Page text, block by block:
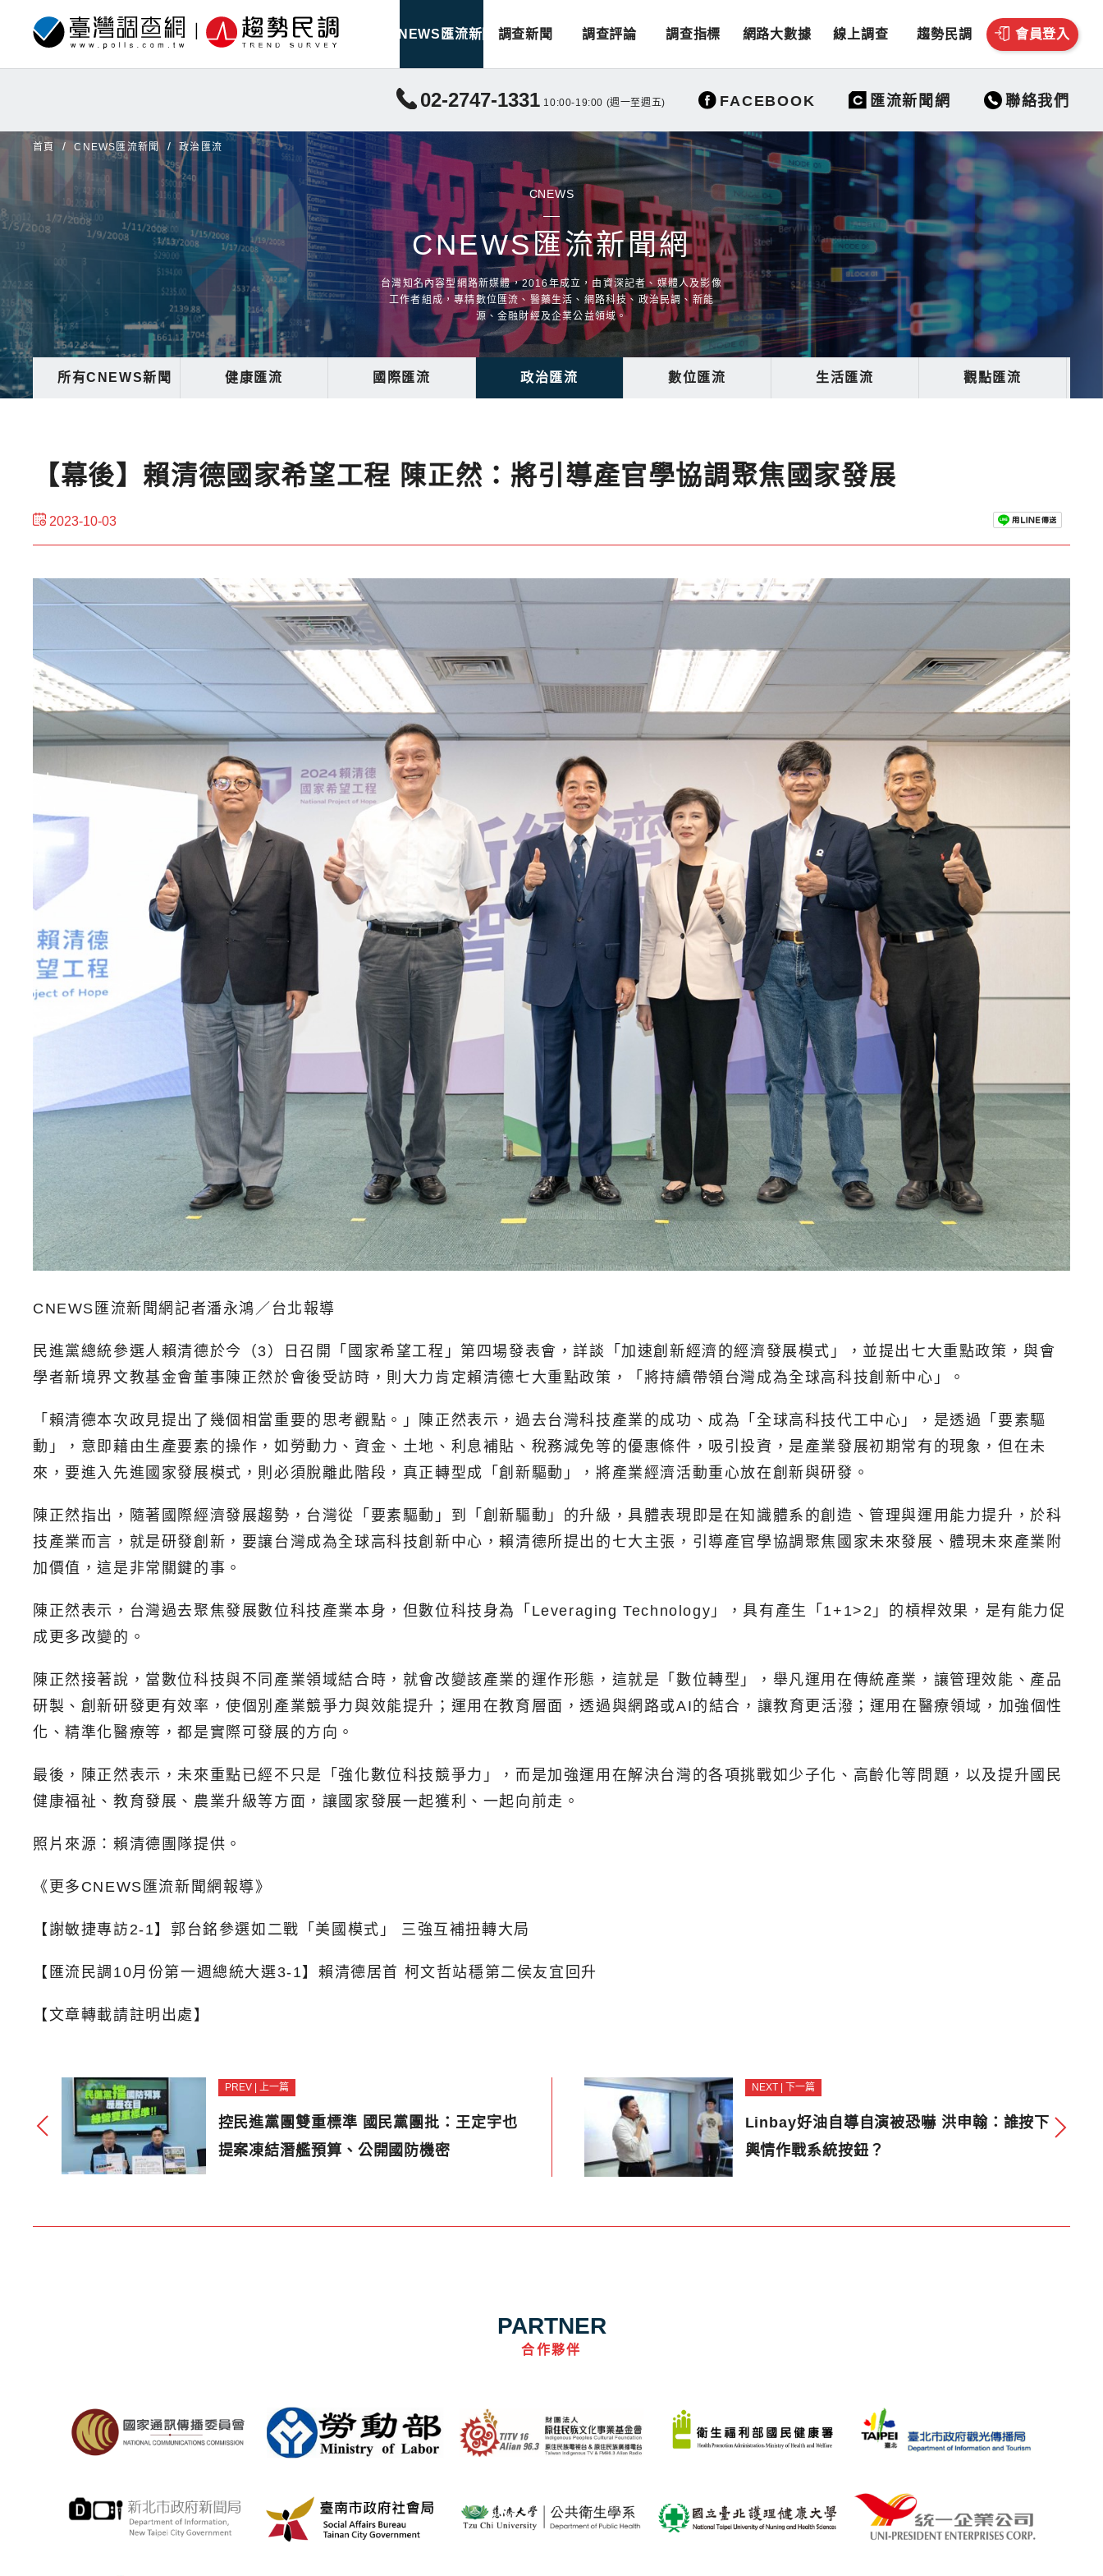
CNEWS匯流新聞 調查新聞 調查評論 調查指標 網路大數據 線上調查 趨勢民調 會員登入
02-2747-1331 10:00-19:00 (週一至週五) FACEBOOK 匯流新聞網 聯絡我們
首頁 CNEWS匯流新聞 政治匯流
CNEWS
CNEWS匯流新聞網
台灣知名內容型網路新媒體，2016年成立，由資深記者、媒體人及影像
工作者組成，專精數位匯流、醫藥生活、網路科技、政治民調、新能
源、金融財經及企業公益領域。
所有CNEWS新聞 健康匯流 國際匯流 政治匯流 數位匯流 生活匯流 觀點匯流
【幕後】賴清德國家希望工程 陳正然：將引導產官學協調聚焦國家發展
2023-10-03
CNEWS匯流新聞網記者潘永鴻／台北報導
民進黨總統參選人賴清德於今（3）日召開「國家希望工程」第四場發表會，詳談「加速創新經濟的經濟發展模式」，並提出七大重點政策，與會
學者新境界文教基金會董事陳正然於會後受訪時，則大力肯定賴清德七大重點政策，「將持續帶領台灣成為全球高科技創新中心」。
「賴清德本次政見提出了幾個相當重要的思考觀點。」陳正然表示，過去台灣科技產業的成功、成為「全球高科技代工中心」，是透過「要素驅
動」，意即藉由生產要素的操作，如勞動力、資金、土地、利息補貼、稅務減免等的優惠條件，吸引投資，是產業發展初期常有的現象，但在未
來，要進入先進國家發展模式，則必須脫離此階段，真正轉型成「創新驅動」，將產業經濟活動重心放在創新與研發。
陳正然指出，隨著國際經濟發展趨勢，台灣從「要素驅動」到「創新驅動」的升級，具體表現即是在知識體系的創造、管理與運用能力提升，於科
技產業而言，就是研發創新，要讓台灣成為全球高科技創新中心，賴清德所提出的七大主張，引導產官學協調聚焦國家未來發展、體現未來產業附
加價值，這是非常關鍵的事。
陳正然表示，台灣過去聚焦發展數位科技產業本身，但數位科技身為「Leveraging Technology」，具有產生「1+1>2」的槓桿效果，是有能力促
成更多改變的。
陳正然接著說，當數位科技與不同產業領域結合時，就會改變該產業的運作形態，這就是「數位轉型」，舉凡運用在傳統產業，讓管理效能、產品
研製、創新研發更有效率，使個別產業競爭力與效能提升；運用在教育層面，透過與網路或AI的結合，讓教育更活潑；運用在醫療領域，加強個性
化、精準化醫療等，都是實際可發展的方向。
最後，陳正然表示，未來重點已經不只是「強化數位科技競爭力」，而是加強運用在解決台灣的各項挑戰如少子化、高齡化等問題，以及提升國民
健康福祉、教育發展、農業升級等方面，讓國家發展一起獲利、一起向前走。
照片來源：賴清德團隊提供。
《更多CNEWS匯流新聞網報導》
【謝敏捷專訪2-1】郭台銘參選如二戰「美國模式」 三強互補扭轉大局
【匯流民調10月份第一週總統大選3-1】賴清德居首 柯文哲站穩第二侯友宜回升
【文章轉載請註明出處】
PREV | 上一篇
控民進黨團雙重標準 國民黨團批：王定宇也
提案凍結潛艦預算、公開國防機密
NEXT | 下一篇
Linbay好油自導自演被恐嚇 洪申翰：誰按下
輿情作戰系統按鈕？
PARTNER
合作夥伴